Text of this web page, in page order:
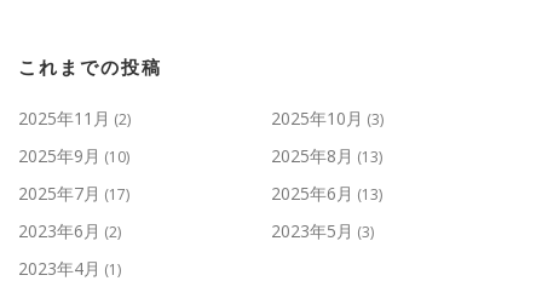
これまでの投稿
2025年11月 (2) 2025年10月 (3)
2025年9月 (10) 2025年8月 (13)
2025年7月 (17) 2025年6月 (13)
2023年6月 (2) 2023年5月 (3)
2023年4月 (1)